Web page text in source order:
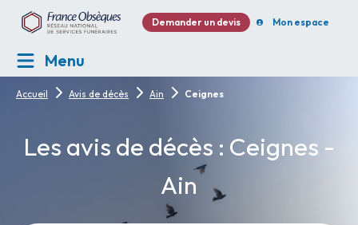
Demander un devis Mon espace
Menu
Accueil Avis de décès Ain Ceignes
Les avis de décès : Ceignes -
Ain